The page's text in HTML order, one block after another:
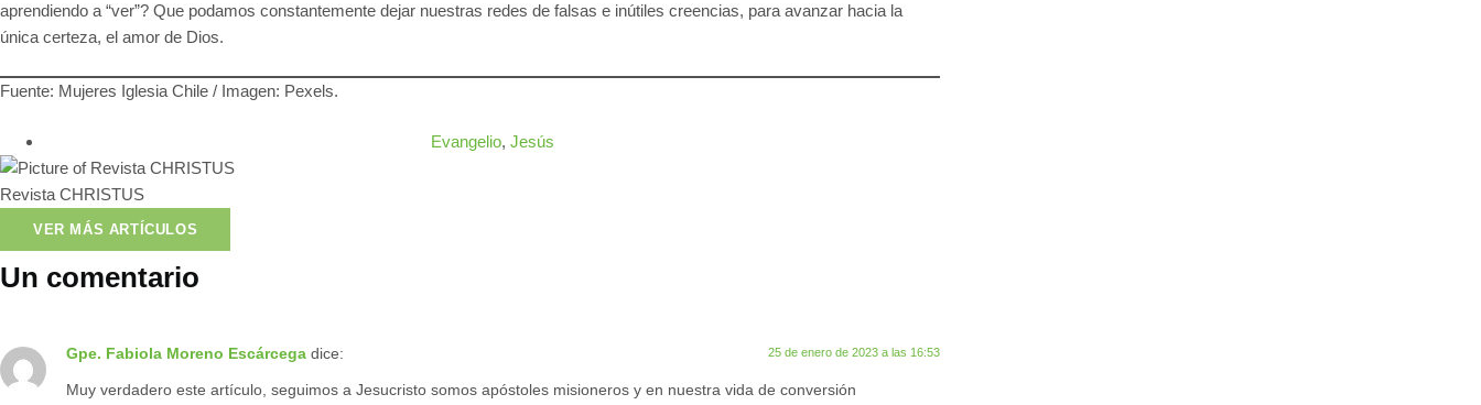
aprendiendo a “ver”? Que podamos constantemente dejar nuestras redes de falsas e inútiles creencias, para avanzar hacia la
única certeza, el amor de Dios.
Fuente: Mujeres Iglesia Chile / Imagen: Pexels.
Evangelio, Jesús
Revista CHRISTUS
VER MÁS ARTÍCULOS
Un comentario
Gpe. Fabiola Moreno Escárcega dice: 25 de enero de 2023 a las 16:53
Muy verdadero este artículo, seguimos a Jesucristo somos apóstoles misioneros y en nuestra vida de conversión